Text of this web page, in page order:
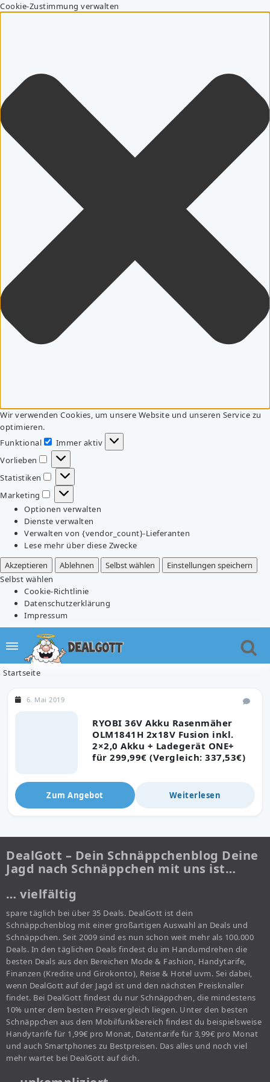
Cookie-Zustimmung verwalten
Wir verwenden Cookies, um unsere Website und unseren Service zu
optimieren.
Funktional
Funktional
Immer aktiv
Vorlieben
Vorlieben
Statistiken
Statistiken
Marketing
Marketing
Optionen verwalten
Dienste verwalten
Verwalten von {vendor_count}-Lieferanten
Lese mehr über diese Zwecke
Akzeptieren
Ablehnen Selbst wählen
Einstellungen speichern
Selbst wählen
Cookie-Richtlinie
Datenschutzerklärung
Impressum
Startseite
RYOBI 36V Akku Rasenmäher
OLM1841H 2x18V Fusion inkl.
2×2,0 Akku + Ladegerät ONE+
für 299,99€ (Vergleich: 337,53€)
6. Mai 2019
Zum Angebot Weiterlesen
DealGott – Dein Schnäppchenblog Deine
Jagd nach Schnäppchen mit uns ist…
… vielfältig
spare täglich bei über 35 Deals. DealGott ist dein
Schnäppchenblog mit einer großartigen Auswahl an Deals und
Schnäppchen. Seit 2009 sind es nun schon weit mehr als 100.000
Deals. In den täglichen Deals findest du im Handumdrehen die
besten Deals aus den Bereichen Mode & Fashion, Handytarife,
Finanzen (Kredite und Girokonto), Reise & Hotel uvm. Sei dabei,
wenn DealGott auf der Jagd ist und den nächsten Preisknaller
findet. Bei DealGott findest du nur Schnäppchen, die mindestens
10% unter dem besten Preisvergleich liegen. Unter den besten
Schnäppchen aus dem Mobilfunkbereich findest du beispielsweise
Handytarife für 1,99€ pro Monat, Datentarife für 3,99€ pro Monat
und auch Smartphones zu Bestpreisen. Das alles und noch viel
mehr wartet bei DealGott auf dich.